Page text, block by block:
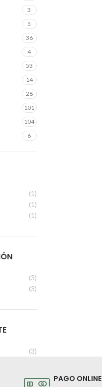
3
5
36
4
53
14
28
101
104
6
(1)
(1)
(1)
(3)
(3)
(3)
PAGO ONLINE